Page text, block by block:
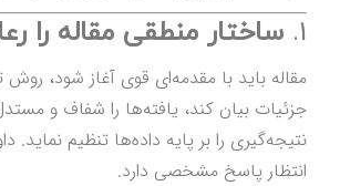
1. ساختار منطقی مقاله را
مقاله باید با مقدمه‌ای قوی آغاز شود، روش
جزئیات بیان کند، یافته‌ها را شفاف و
نتیجه‌گیری را بر پایه داده‌ها تنظیم نماید.
انتظار پاسخ مشخصی دارد.